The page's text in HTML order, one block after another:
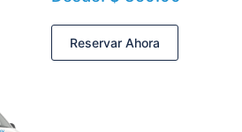
Reservar Ahora